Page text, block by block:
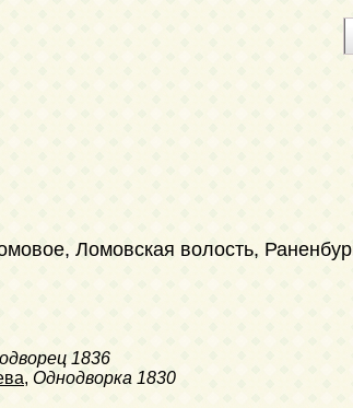
Ломовская волость,
1836
, Однодворка 1830